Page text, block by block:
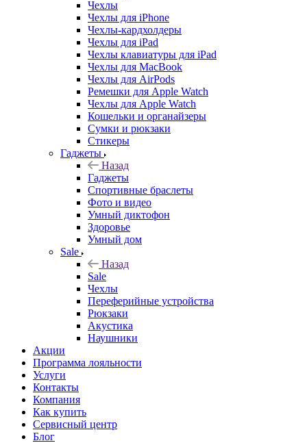
Чехлы
Чехлы для iPhone
Чехлы-кардхолдеры
Чехлы для iPad
Чехлы клавиатуры для iPad
Чехлы для MacBook
Чехлы для AirPods
Ремешки для Apple Watch
Чехлы для Apple Watch
Кошельки и органайзеры
Сумки и рюкзаки
Стикеры
Гаджеты
Назад
Гаджеты
Спортивные браслеты
Фото и видео
Умный диктофон
Здоровье
Умный дом
Sale
Назад
Sale
Чехлы
Переферийные устройства
Рюкзаки
Акустика
Наушники
Акции
Программа лояльности
Услуги
Контакты
Компания
Как купить
Сервисный центр
Блог